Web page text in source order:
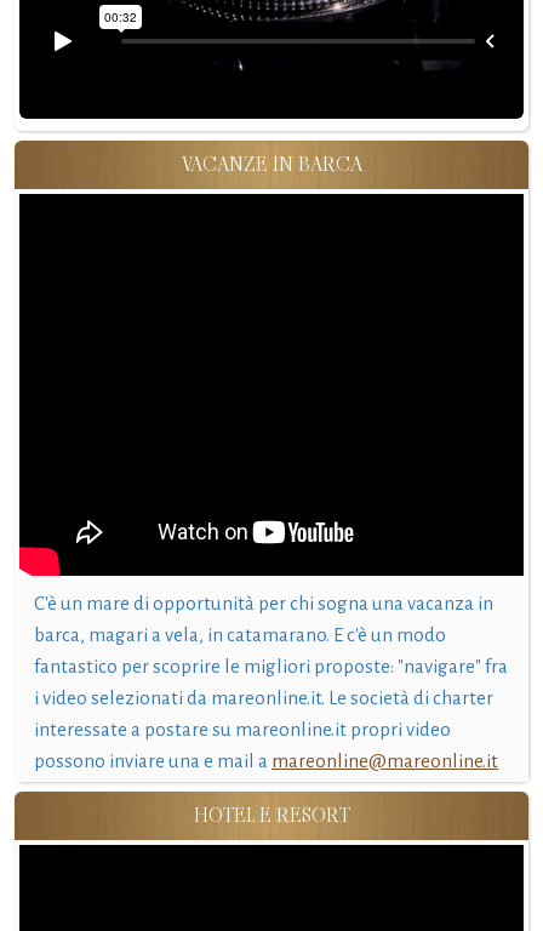
VACANZE IN BARCA
C'è un mare di opportunità per chi sogna una vacanza in
barca, magari a vela, in catamarano. E c'è un modo
fantastico per scoprire le migliori proposte: "navigare" fra
i video selezionati da mareonline.it. Le società di charter
interessate a postare su mareonline.it propri video
possono inviare una e mail a mareonline@mareonline.it
HOTEL E RESORT